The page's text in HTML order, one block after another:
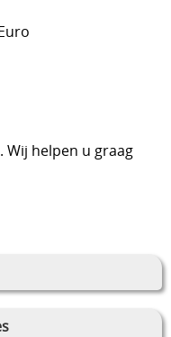
Wij helpen u graag